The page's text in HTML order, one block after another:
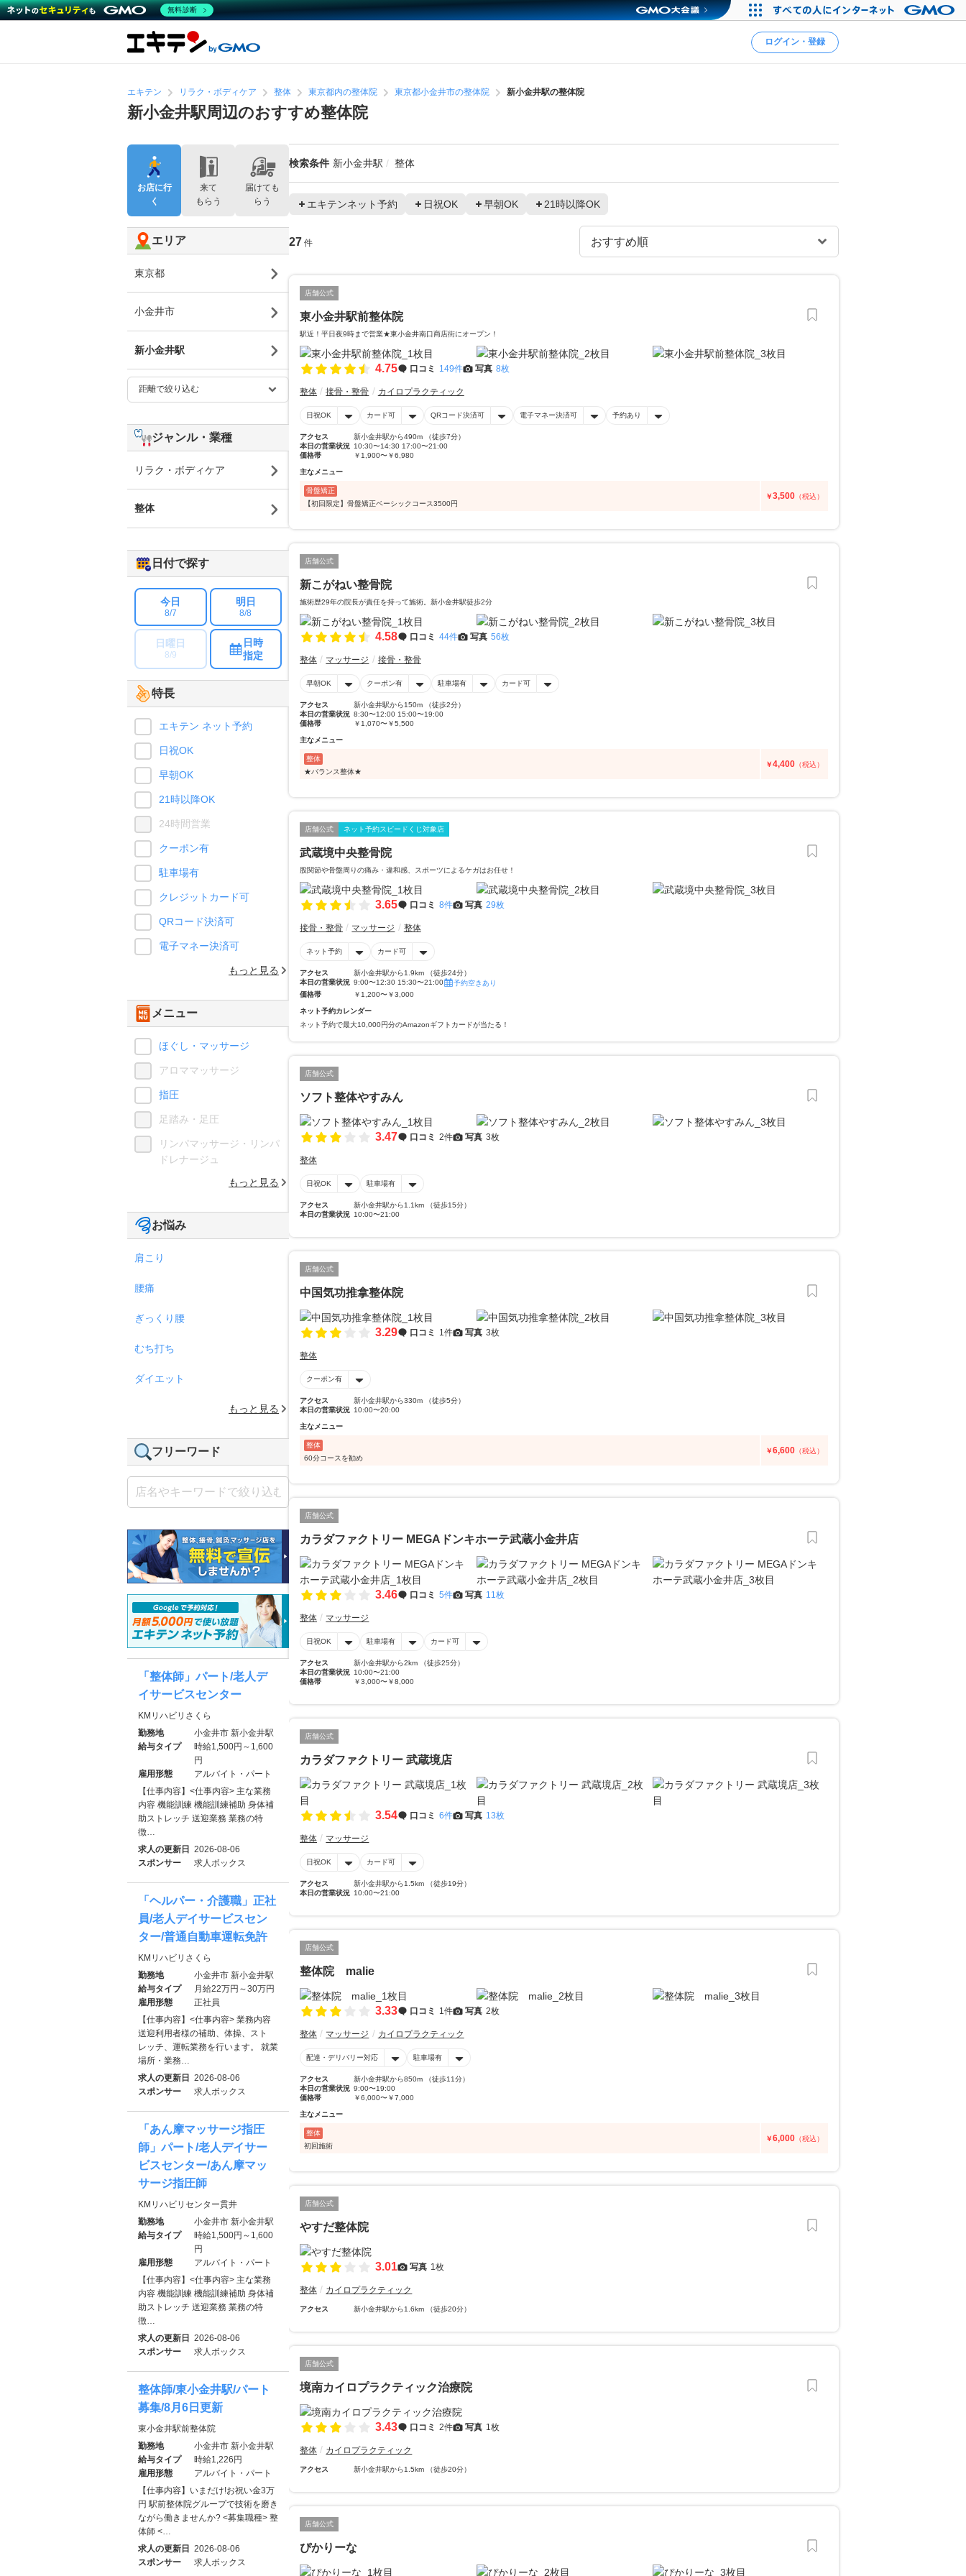
ログイン・登録
エキテン リラク・ボディケア 整体 東京都内の整体院 東京都小金井市の整体院 新小金井駅の整体院
新小金井駅周辺のおすすめ整体院
検索条件 新小金井駅 整体
エキテンネット予約 日祝OK 早朝OK 21時以降OK
27 件
店舗公式
東小金井駅前整体院
駅近！平日夜9時まで営業★東小金井南口商店街にオープン！
4.75 口コミ 149件 写真 8枚
整体 接骨・整骨 カイロプラクティック
日祝OK カード可 QRコード決済可 電子マネー決済可 予約あり
アクセス
新小金井駅から490m （徒歩7分）
本日の営業状況 10:30〜14:30 17:00〜21:00
価格帯
￥1,900〜￥6,980
主なメニュー
骨盤矯正
【初回限定】骨盤矯正ベーシックコース3500円
￥3,500 （税込）
店舗公式
新こがねい整骨院
施術歴29年の院長が責任を持って施術。新小金井駅徒歩2分
4.58 口コミ 44件 写真 56枚
整体 マッサージ 接骨・整骨
早朝OK クーポン有 駐車場有 カード可
アクセス
新小金井駅から150m （徒歩2分）
本日の営業状況 8:30〜12:00 15:00〜19:00
価格帯
￥1,070〜￥5,500
主なメニュー
整体
★バランス整体★
￥4,400 （税込）
店舗公式 ネット予約スピードくじ対象店
武蔵境中央整骨院
股関節や骨盤周りの痛み・違和感、スポーツによるケガはお任せ！
3.65 口コミ 8件 写真 29枚
接骨・整骨 マッサージ 整体
ネット予約 カード可
アクセス
新小金井駅から1.9km （徒歩24分）
本日の営業状況 9:00〜12:30 15:30〜21:00
予約空きあり
価格帯
￥1,200〜￥3,000
ネット予約カレンダー
ネット予約で最大10,000円分のAmazonギフトカードが当たる！
店舗公式
ソフト整体やすみん
3.47 口コミ 2件 写真 3枚
整体
日祝OK 駐車場有
アクセス
新小金井駅から1.1km （徒歩15分）
本日の営業状況 10:00〜21:00
店舗公式
中国気功推拿整体院
3.29 口コミ 1件 写真 3枚
整体
クーポン有
アクセス
新小金井駅から330m （徒歩5分）
本日の営業状況 10:00〜20:00
主なメニュー
整体
60分コースを勧め
￥6,600 （税込）
店舗公式
カラダファクトリー MEGAドンキホーテ武蔵小金井店
3.46 口コミ 5件 写真 11枚
整体 マッサージ
日祝OK 駐車場有 カード可
アクセス
新小金井駅から2km （徒歩25分）
本日の営業状況 10:00〜21:00
価格帯
￥3,000〜￥8,000
店舗公式
カラダファクトリー 武蔵境店
3.54 口コミ 6件 写真 13枚
整体 マッサージ
日祝OK カード可
アクセス
新小金井駅から1.5km （徒歩19分）
本日の営業状況 10:00〜21:00
店舗公式
整体院 malie
3.33 口コミ 1件 写真 2枚
整体 マッサージ カイロプラクティック
配達・デリバリー対応 駐車場有
アクセス
新小金井駅から850m （徒歩11分）
本日の営業状況 9:00〜19:00
価格帯
￥6,000〜￥7,000
主なメニュー
整体
初回施術
￥6,000 （税込）
店舗公式
やすだ整体院
3.01 写真 1枚
整体 カイロプラクティック
アクセス 新小金井駅から1.6km （徒歩20分）
店舗公式
境南カイロプラクティック治療院
3.43 口コミ 2件 写真 1枚
整体 カイロプラクティック
アクセス 新小金井駅から1.5km （徒歩20分）
店舗公式
ぴかりーな
お店に行
く
来て
もらう
届けても
らう
エリア
東京都
小金井市
新小金井駅
ジャンル・業種
リラク・ボディケア
整体
日付で探す
今日
8/7
明日
8/8
日曜日
8/9
日時
指定
特長
エキテン ネット予約
日祝OK
早朝OK
21時以降OK
24時間営業
クーポン有
駐車場有
クレジットカード可
QRコード決済可
電子マネー決済可
もっと見る
メニュー
ほぐし・マッサージ
アロママッサージ
指圧
足踏み・足圧
リンパマッサージ・リンパ
ドレナージュ
もっと見る
お悩み
肩こり
腰痛
ぎっくり腰
むち打ち
ダイエット
もっと見る
フリーワード
「整体師」パート/老人デ
イサービスセンター
KMリハビリさくら
勤務地
小金井市 新小金井駅
給与タイプ
時給1,500円～1,600
円
雇用形態
アルバイト・パート
【仕事内容】<仕事内容> 主な業務
内容 機能訓練 機能訓練補助 身体補
助ストレッチ 送迎業務 業務の特
徴…
求人の更新日 2026-08-06
スポンサー
求人ボックス
「ヘルパー・介護職」正社
員/老人デイサービスセン
ター/普通自動車運転免許
KMリハビリさくら
勤務地
小金井市 新小金井駅
給与タイプ
月給22万円～30万円
雇用形態
正社員
【仕事内容】<仕事内容> 業務内容
送迎利用者様の補助、体操、スト
レッチ、運転業務を行います。 就業
場所・業務…
求人の更新日 2026-08-06
スポンサー
求人ボックス
「あん摩マッサージ指圧
師」パート/老人デイサー
ビスセンター/あん摩マッ
サージ指圧師
KMリハビリセンター貫井
勤務地
小金井市 新小金井駅
給与タイプ
時給1,500円～1,600
円
雇用形態
アルバイト・パート
【仕事内容】<仕事内容> 主な業務
内容 機能訓練 機能訓練補助 身体補
助ストレッチ 送迎業務 業務の特
徴…
求人の更新日 2026-08-06
スポンサー
求人ボックス
整体師/東小金井駅/パート
募集/8月6日更新
東小金井駅前整体院
勤務地
小金井市 新小金井駅
給与タイプ
時給1,226円
雇用形態
アルバイト・パート
【仕事内容】いまだけ!お祝い金3万
円 駅前整体院グループで技術を磨き
ながら働きませんか? <募集職種> 整
体師 <…
求人の更新日 2026-08-06
スポンサー
求人ボックス
無料診断